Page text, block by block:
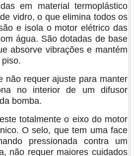
em material termoplástico
vidro, o que elimina todos os
e isola o motor elétrico das
água. São dotadas de base
absorve vibrações e mantém
não requer ajuste para manter
no interior de um difusor
bomba.
totalmente o eixo do motor
O selo, que tem uma face
pressionada contra um
não requer maiores cuidados